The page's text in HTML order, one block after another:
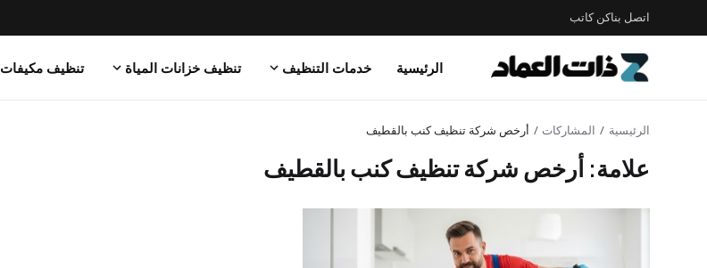
اتصل بناكن كاتب
الرئيسية خدمات التنظيف تنظيف خزانات المياة تنظيف مكيفات
الرئيسية المشاركات أرخص شركة تنظيف كنب بالقطيف
علامة: أرخص شركة تنظيف كنب بالقطيف